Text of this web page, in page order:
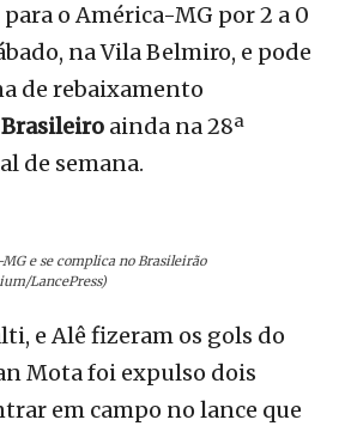
o América-MG por 2 a 0
na Vila Belmiro, e pode
de rebaixamento
ainda na 28ª
de semana.
e se complica no Brasileirão
LancePress)
e Alê fizeram os gols do
Mota foi expulso dois
em campo no lance que